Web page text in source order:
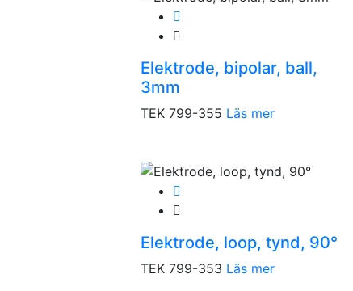
Elektrode, bipolar, ball,
3mm
TEK 799-355 Läs mer
Elektrode, loop, tynd, 90°
TEK 799-353 Läs mer